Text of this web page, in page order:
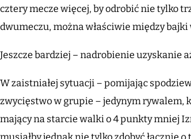
cztery mecze więcej, by odrobić nie tylko
dwumeczu, można właściwie między bajki
Jeszcze bardziej – nadrobienie uzyskanie
W zaistniałej sytuacji – pomijając
zwycięstwo w grupie – jedynym rywalem,
mający na starcie walki o 4 punkty mniej